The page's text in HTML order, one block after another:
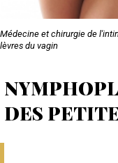
Médecine et chirurgie de
lèvres du vagin
DES